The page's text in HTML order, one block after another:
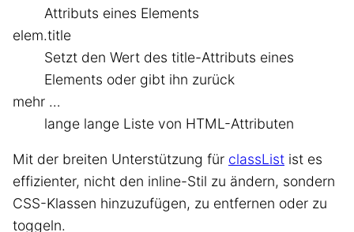
Attributs eines Elements
elem.title
Setzt den Wert des title-Attributs eines
Elements oder gibt ihn zurück
mehr …
lange lange Liste von HTML-Attributen
Mit der breiten Unterstützung für classList ist es
effizienter, nicht den inline-Stil zu ändern, sondern
CSS-Klassen hinzuzufügen, zu entfernen oder zu
toggeln.